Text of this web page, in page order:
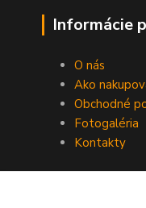
Informácie
O nás
Ako
Obchodné
Fotogaléria
Kontakty